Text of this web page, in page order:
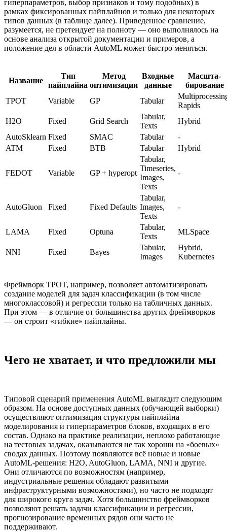
гиперпараметров, выбор признаков и тому подобных) в
рамках фиксированных пайплайнов и только для некоторых
типов данных (в таблице далее). Приведенное сравнение,
разумеется, не претендует на полноту — оно выполнялось на
основе анализа открытой документации и примеров, а
положение дел в области AutoML может быстро меняться.
Название
Тип
пайплайна
Метод
оптимизации
Входные
данные
Масшта-
бирование
TPOT
Variable GP Tabular
Rapids
H2O
Fixed Grid Search
Tabular,
Texts
Hybrid
AutoSklearn Fixed SMAC Tabular
-
ATM
Fixed BTB Tabular Hybrid
FEDOT Variable GP + hyperopt
Tabular,
Timeseries,
Images,
Texts
-
AutoGluon Fixed Fixed Defaults
Tabular,
Images,
Texts
-
LAMA Fixed Optuna
Tabular,
Texts
MLSpace
NNI Fixed Bayes
Tabular,
Images
Hybrid,
Kubernetes
Фреймворк TPOT, например, позволяет автоматизировать
создание моделей для задач классификации (в том числе
многоклассовой) и регрессии только на табличных данных.
При этом — в отличие от большинства других фреймворков
— он строит «гибкие» пайплайны.
Чего не хватает, и что предложили мы
Типовой сценарий применения AutoML выглядит следующим
образом. На основе доступных данных (обучающей выборки)
осуществляют оптимизация структуры пайплайна
моделирования и гиперпараметров блоков, входящих в его
состав. Однако на практике реализации, неплохо работающие
на тестовых задачах, оказываются не так хороши на «боевых»
сводах данных. Поэтому появляются всё новые и новые
AutoML-решения: H2O, AutoGluon, LAMA, NNI и другие.
Они отличаются по возможностям (например,
индустриальные решения обладают развитыми
инфраструктурными возможностями), но часто не подходят
для широкого круга задач. Хотя большинство фреймворков
позволяют решать задачи классификации и регрессии,
прогнозирование временных рядов они часто не
поддерживают.